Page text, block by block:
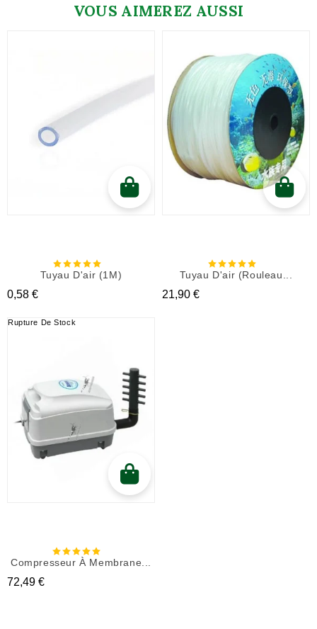
VOUS AIMEREZ AUSSI
Tuyau D'air (1M)
Prix
0,58 €
Tuyau D'air (rouleau...
Prix
21,90 €
Rupture De Stock
Compresseur À Membrane...
Prix
72,49 €